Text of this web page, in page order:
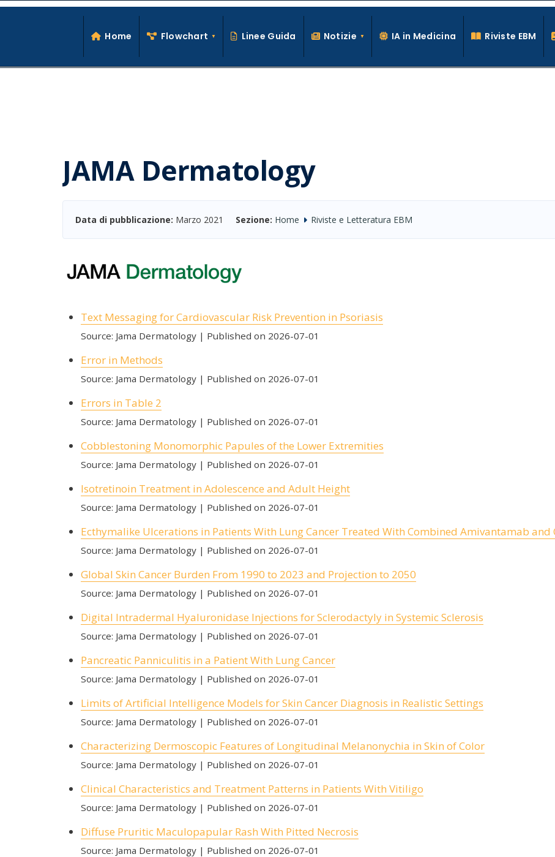
Skip
La conoscenza clinica per la pratica medica quotidiana
Home Flowchart Linee Guida Notizie IA in Medicina Riviste EBM
JAMA Dermatology
Data di pubblicazione: Marzo 2021 Sezione: Home Riviste e Letteratura EBM
Text Messaging for Cardiovascular Risk Prevention in Psoriasis
Source: Jama Dermatology Published on 2026-07-01
Error in Methods
Source: Jama Dermatology Published on 2026-07-01
Errors in Table 2
Source: Jama Dermatology Published on 2026-07-01
Cobblestoning Monomorphic Papules of the Lower Extremities
Source: Jama Dermatology Published on 2026-07-01
Isotretinoin Treatment in Adolescence and Adult Height
Source: Jama Dermatology Published on 2026-07-01
Ecthymalike Ulcerations in Patients With Lung Cancer Treated With Combined Amivantamab
Source: Jama Dermatology Published on 2026-07-01
Global Skin Cancer Burden From 1990 to 2023 and Projection to 2050
Source: Jama Dermatology Published on 2026-07-01
Digital Intradermal Hyaluronidase Injections for Sclerodactyly in Systemic Sclerosis
Source: Jama Dermatology Published on 2026-07-01
Pancreatic Panniculitis in a Patient With Lung Cancer
Source: Jama Dermatology Published on 2026-07-01
Limits of Artificial Intelligence Models for Skin Cancer Diagnosis in Realistic Settings
Source: Jama Dermatology Published on 2026-07-01
Characterizing Dermoscopic Features of Longitudinal Melanonychia in Skin of Color
Source: Jama Dermatology Published on 2026-07-01
Clinical Characteristics and Treatment Patterns in Patients With Vitiligo
Source: Jama Dermatology Published on 2026-07-01
Diffuse Pruritic Maculopapular Rash With Pitted Necrosis
Source: Jama Dermatology Published on 2026-07-01